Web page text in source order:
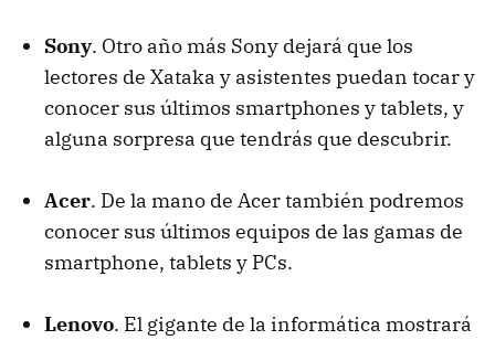
Sony. Otro año más Sony dejará que los
lectores de Xataka y asistentes puedan tocar y
conocer sus últimos smartphones y tablets, y
alguna sorpresa que tendrás que descubrir.
Acer. De la mano de Acer también podremos
conocer sus últimos equipos de las gamas de
smartphone, tablets y PCs.
Lenovo. El gigante de la informática mostrará